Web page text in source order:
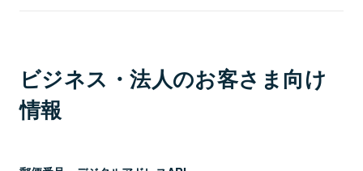
ビジネス・法人のお客さま向け
情報